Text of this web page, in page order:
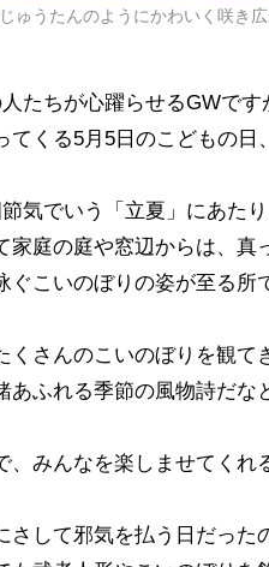
ゅうたんのようにかわいく咲き
たちが心躍らせるGWで
くる5月5日のこどもの日
気でいう「立夏」にあた
家庭の庭や窓辺からは、
こいのぼりの姿が至る所
くさんのこいのぼりを観
ふれる季節の風物詩だな
みんなを楽しませてくれ
さして邪気を払う日だっ